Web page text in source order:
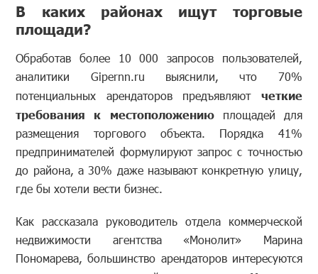
В каких районах ищут торговые
площади?
Обработав более 10 000 запросов пользователей,
аналитики Gipernn.ru выяснили, что 70%
потенциальных арендаторов предъявляют четкие
требования к местоположениюплощадей для
размещения торгового объекта. Порядка 41%
предпринимателей формулируют запрос с точностью
до района, а 30% даже называют конкретную улицу,
где бы хотели вести бизнес.
Как рассказала руководитель отдела коммерческой
недвижимости агентства «Монолит» Марина
Пономарева, большинство арендаторов интересуются